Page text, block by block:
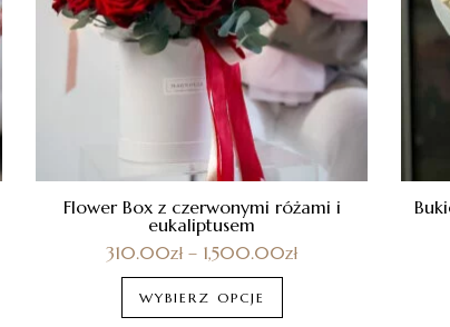
Flower Box z czerwonymi różami i
eukaliptusem
310.00zł – 1,500.00zł
WYBIERZ OPCJE